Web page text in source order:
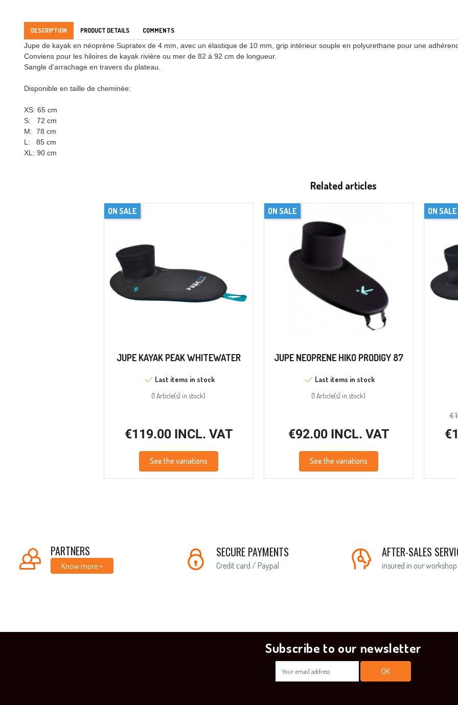
Related articles
JUPE KAYAK PEAK WHITEWATER
Last items in stock
(1 Article(s) in stock)
€119.00 INCL. VAT
See the variations
ON SALE
JUPE NEOPRENE HIKO PRODIGY 87
Last items in stock
(1 Article(s) in stock)
€92.00 INCL. VAT
See the variations
ON SALE ON SALE
DESCRIPTION PRODUCT DETAILS COMMENTS
Jupe de kayak en néoprène Supratex de 4 mm, avec un élastique de 10 mm, grip intérieur souple en polyurethane pour une
Conviens pour les hiloires de kayak rivière ou mer de 82 à 92 cm de longueur.
Sangle d'arrachage en travers du plateau.
Disponible en taille de cheminée:
XS: 65 cm
S: 72 cm
M: 78 cm
L: 85 cm
XL: 90 cm
PARTNERS
Know more +
SECURE PAYMENTS
Credit card / Paypal
AFTER-SALES
insured in our workshop
Subscribe to our newsletter